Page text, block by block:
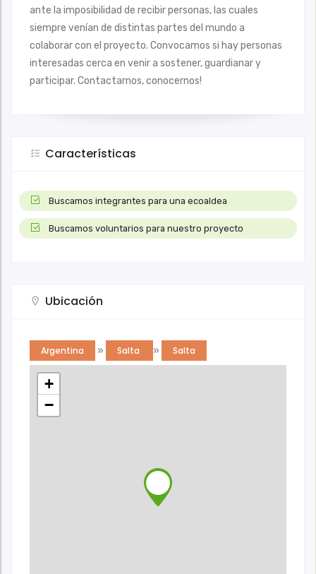
ante la imposibilidad de recibir personas, las cuales
siempre venían de distintas partes del mundo a
colaborar con el proyecto. Convocamos si hay personas
interesadas cerca en venir a sostener, guardianar y
participar. Contactarnos, conocernos!
Características
Buscamos integrantes para una ecoaldea
Buscamos voluntarios para nuestro proyecto
Ubicación
Argentina » Salta » Salta
+
−